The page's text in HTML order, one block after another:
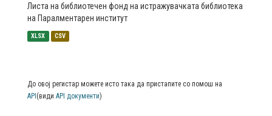
Листа на библиотечен фонд на истражувачката библиотека
на Паралментарен институт
XLSX CSV
До овој регистар можете исто така да пристапите со помош на
API (види API документи)